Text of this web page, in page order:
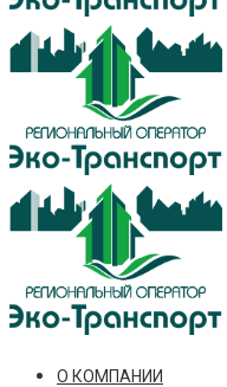
О КОМПАНИИ